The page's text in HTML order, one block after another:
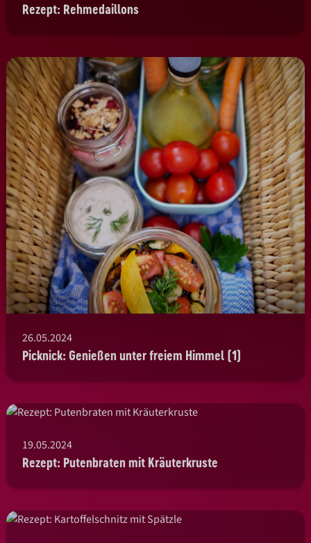
Rezept: Rehmedaillons
26.05.2024
Picknick: Genießen unter freiem Himmel (1)
19.05.2024
Rezept: Putenbraten mit Kräuterkruste